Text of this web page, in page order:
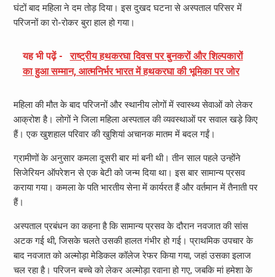
घंटों बाद महिला ने दम तोड़ दिया। इस दुखद घटना से अस्पताल परिसर में
परिजनों का रो-रोकर बुरा हाल हो गया।
यह भी पढ़ें -
राष्ट्रीय हथकरघा दिवस पर बुनकरों और शिल्पकारों
का हुआ सम्मान, आत्मनिर्भर भारत में हथकरघा की भूमिका पर जोर
महिला की मौत के बाद परिजनों और स्थानीय लोगों में स्वास्थ्य सेवाओं को लेकर
आक्रोश है। लोगों ने जिला महिला अस्पताल की व्यवस्थाओं पर सवाल खड़े किए
हैं। एक खुशहाल परिवार की खुशियां अचानक मातम में बदल गईं।
ग्रामीणों के अनुसार कमला दूसरी बार मां बनी थी। तीन साल पहले उन्होंने
सिजेरियन ऑपरेशन से एक बेटी को जन्म दिया था। इस बार सामान्य प्रसव
कराया गया। कमला के पति भारतीय सेना में कार्यरत हैं और वर्तमान में तैनाती पर
हैं।
अस्पताल प्रबंधन का कहना है कि सामान्य प्रसव के दौरान नवजात की सांस
अटक गई थी, जिसके चलते उसकी हालत गंभीर हो गई। प्राथमिक उपचार के
बाद नवजात को अल्मोड़ा मेडिकल कॉलेज रेफर किया गया, जहां उसका इलाज
चल रहा है। परिजन बच्चे को लेकर अल्मोड़ा रवाना हो गए, जबकि मां हमेशा के